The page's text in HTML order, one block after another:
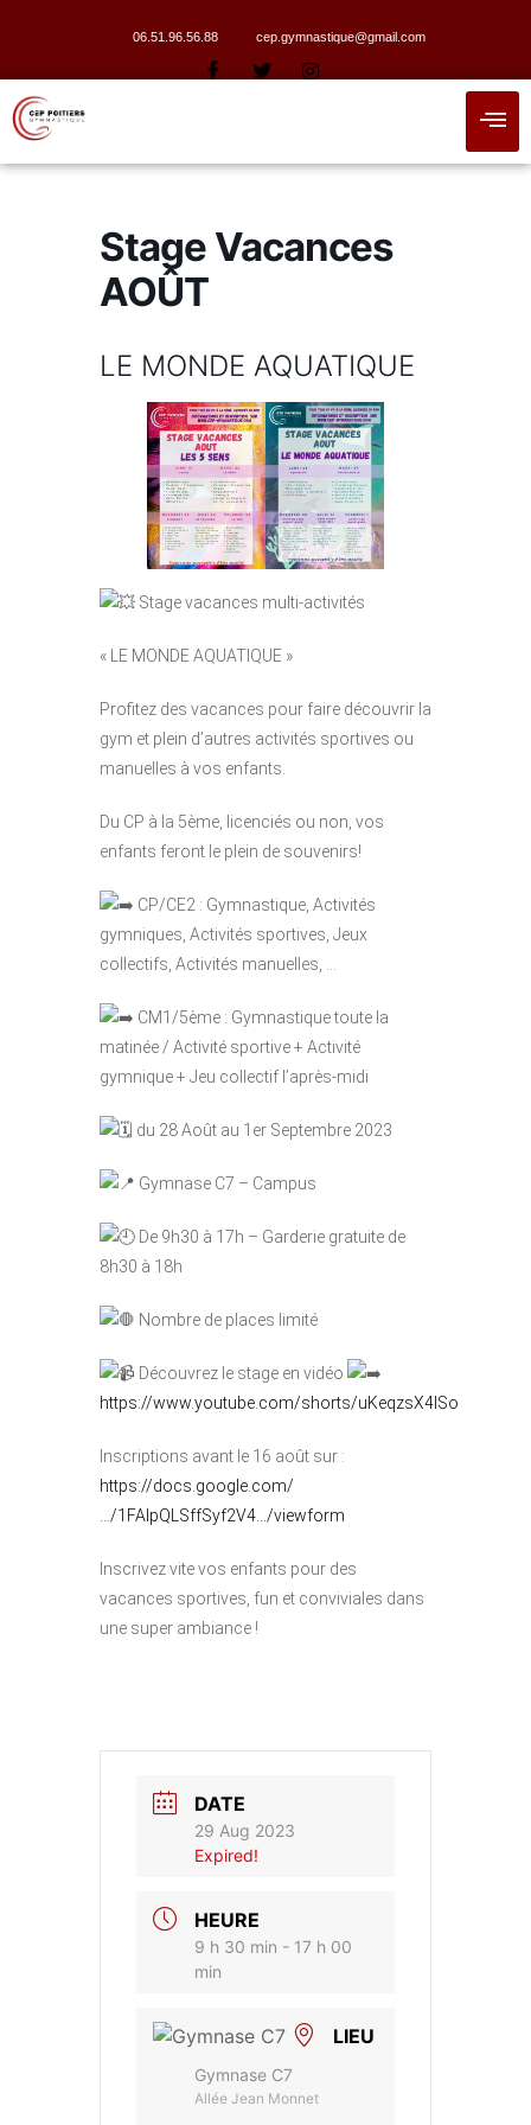
06.51.96.56.88 cep.gymnastique@gmail.com
Stage Vacances
AOÛT
LE MONDE AQUATIQUE
Stage vacances multi-activités
« LE MONDE AQUATIQUE »
Profitez des vacances pour faire découvrir la
gym et plein d’autres activités sportives ou
manuelles à vos enfants.
Du CP à la 5ème, licenciés ou non, vos
enfants feront le plein de souvenirs!
CP/CE2 : Gymnastique, Activités
gymniques, Activités sportives, Jeux
collectifs, Activités manuelles, …
CM1/5ème : Gymnastique toute la
matinée / Activité sportive + Activité
gymnique + Jeu collectif l’après-midi
du 28 Août au 1er Septembre 2023
Gymnase C7 – Campus
De 9h30 à 17h – Garderie gratuite de
8h30 à 18h
Nombre de places limité
Découvrez le stage en vidéo
https://www.youtube.com/shorts/uKeqzsX4lSo
Inscriptions avant le 16 août sur :
https://docs.google.com/
…/1FAIpQLSffSyf2V4…/viewform
Inscrivez vite vos enfants pour des
vacances sportives, fun et conviviales dans
une super ambiance !
DATE
29 Aug 2023
Expired!
HEURE
9 h 30 min - 17 h 00
min
LIEU
Gymnase C7
Allée Jean Monnet